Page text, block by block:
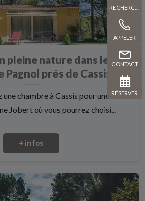
APPELER
CONTACT
RÉSERVER
pleine nature dans les
Pagnol prés de Cassis
une chambre à Cassis pour une nuit
Jobert où vous pourrez choisi...
+ infos